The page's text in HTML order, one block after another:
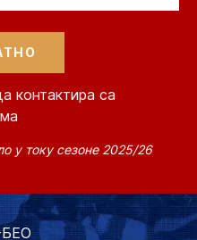
контактира са
у току сезоне 2025/26